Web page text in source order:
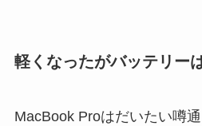
軽くなったがバッテリー
MacBook Proはだいたい噂